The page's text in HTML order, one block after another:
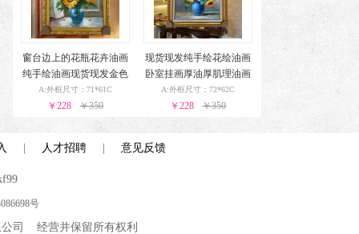
窗台边上的花瓶花卉油画
纯手绘油画现货现发金色
实木外框24小时之内发货
A:外框尺寸：71*61C
￥228 ￥350
现货现发纯手绘花绘油画
卧室挂画厚油厚肌理油画
实木外框24小时之内发货
A:外框尺寸：72*62C
￥228 ￥350
人才招聘 意见反馈
号
公司 经营并保留所有权利